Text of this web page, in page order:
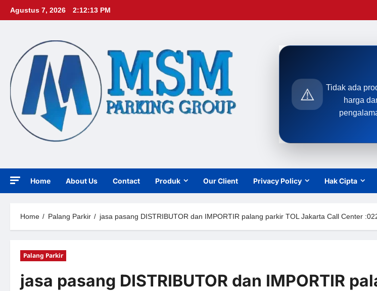
Agustus 7, 2026 2:12:15 PM
⚠️
Tidak ada
harga
Home About Us Contact Produk Our Client Privacy Policy Hak Cipta
Home Palang Parkir jasa pasang DISTRIBUTOR dan IMPORTIR palang parkir TOL Jakarta Call Center
Palang Parkir
jasa pasang DISTRIBUTOR dan IMPORTIR